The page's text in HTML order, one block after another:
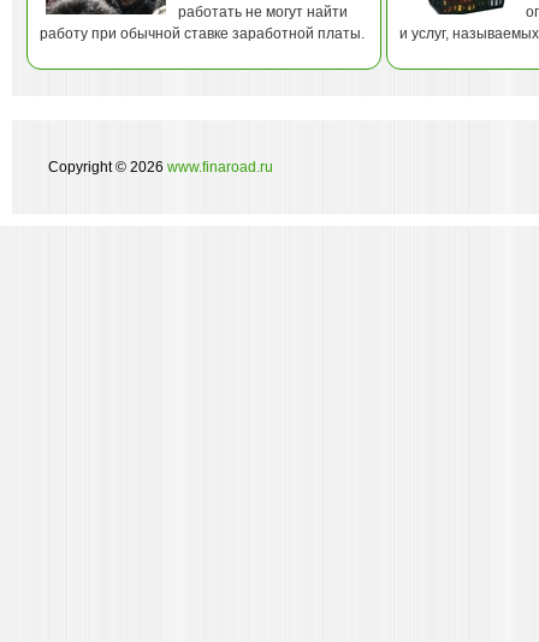
работать не могут найти
работу при обычной ставке заработной платы.
и услуг,
Copyright © 2026 www.finaroad.ru